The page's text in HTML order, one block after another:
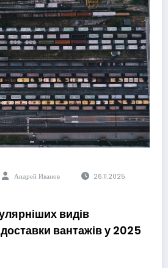
Андрей Иванов 26.11.2025
видів
вантажів у 2025